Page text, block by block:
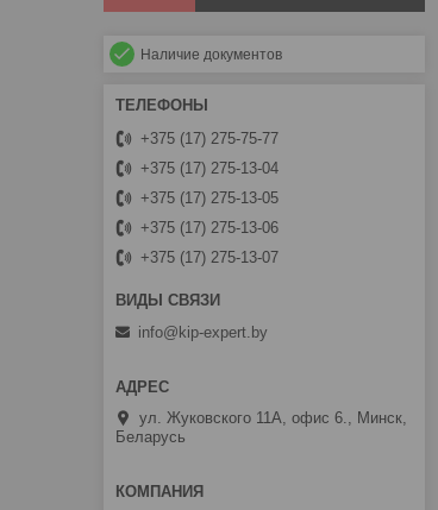
Наличие документов
+375 (17) 275-75-77
+375 (17) 275-13-04
+375 (17) 275-13-05
+375 (17) 275-13-06
+375 (17) 275-13-07
info@kip-expert.by
ул. Жуковского 11А, офис 6., Минск,
Беларусь